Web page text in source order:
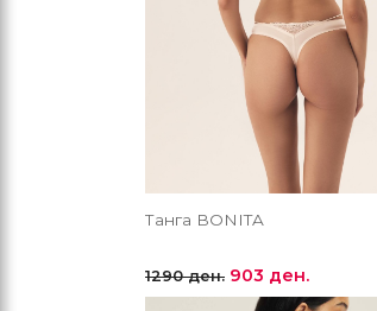
Танга BONITA
1290 ден. 903 ден.